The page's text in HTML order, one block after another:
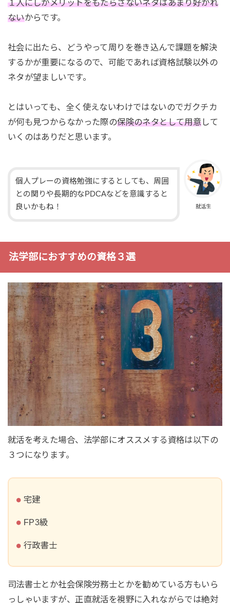
１人にしかメリットをもたらさないネタはあまり好かれ
ないからです。
社会に出たら、どうやって周りを巻き込んで課題を解決
するかが重要になるので、可能であれば資格試験以外の
ネタが望ましいです。
とはいっても、全く使えないわけではないのでガクチカ
が何も見つからなかった際の保険のネタとして用意 して
いくのはありだと思います。
就活生
個人プレーの資格勉強にするとしても、周囲
との関りや長期的なPDCAなどを意識すると
良いかもね！
法学部におすすめの資格３選
就活を考えた場合、法学部にオススメする資格は以下の
３つになります。
宅建
FP3級
行政書士
司法書士とか社会保険労務士とかを勧めている方もいら
っしゃいますが、正直就活を視野に入れながらでは絶対